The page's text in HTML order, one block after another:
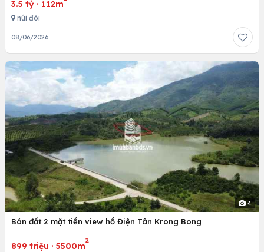
3.5 tỷ · 112m
núi đôi
08/06/2026
4
Bán đất 2 mặt tiền view hồ Điện Tân Krong Bong
899 triệu · 5500m
2